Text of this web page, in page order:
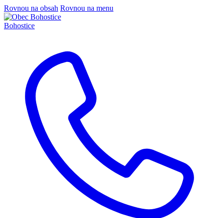
Rovnou na obsah Rovnou na menu
Bohostice